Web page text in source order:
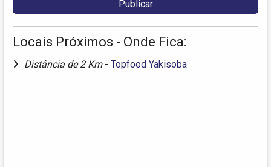
Locais Próximos - Onde Fica:
Distância de 2 Km - Topfood Yakisoba